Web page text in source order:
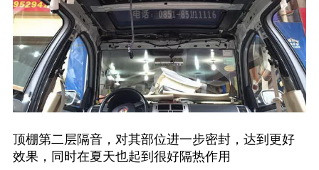
顶棚第二层隔音，对其部位进一步密封，达到更好
效果，同时在夏天也起到很好隔热作用